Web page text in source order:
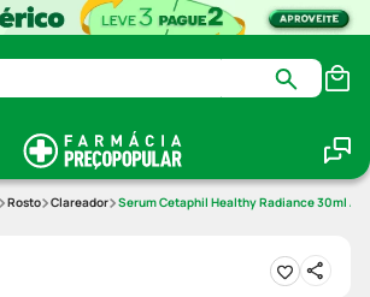
Rosto Clareador Serum Cetaphil Healthy Radiance 30ml